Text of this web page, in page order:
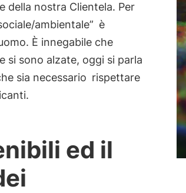
della nostra Clientela. Per
ambientale” è
È innegabile che
si sono alzate, oggi si parla
sia necessario rispettare
ed il